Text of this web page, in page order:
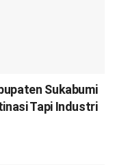
Sukabumi
Tapi Industri